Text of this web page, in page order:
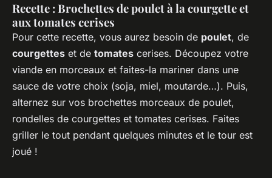
Recette : Brochettes de poulet à la courgette et
aux tomates cerises
Pour cette recette, vous aurez besoin de poulet, de
courgettes et de tomates cerises. Découpez votre
viande en morceaux et faites-la mariner dans une
sauce de votre choix (soja, miel, moutarde…). Puis,
alternez sur vos brochettes morceaux de poulet,
rondelles de courgettes et tomates cerises. Faites
griller le tout pendant quelques minutes et le tour est
joué !